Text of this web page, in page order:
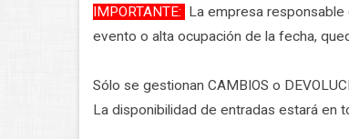
IMPORTANTE: La empresa
evento o alta ocupación de la fecha,
Sólo se gestionan CAMBIOS o
La disponibilidad de entradas estará en